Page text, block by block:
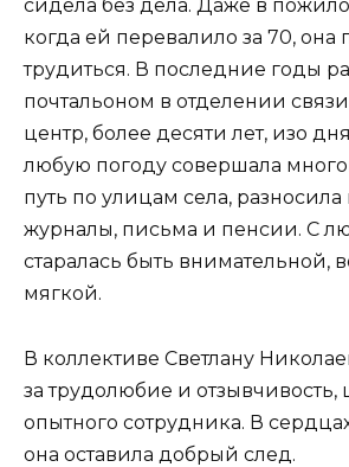
сидела без дела. Даже в
когда ей перевалило за 70, она
трудиться. В последние годы
почтальоном в отделении
центр, более десяти лет, изо
любую погоду совершала
путь по улицам села, разносила
журналы, письма и пенсии. С
старалась быть внимательной,
мягкой.
В коллективе Светлану
за трудолюбие и отзывчивость,
опытного сотрудника. В
она оставила добрый след.